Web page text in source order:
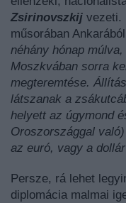
Zsirinovszkij vezeti.
műsorában
néhány hónap
Moszkvában sorra
megteremtése.
látszanak a
helyett az úgymond
Oroszországgal
az euró, vagy a
Persze, rá lehet
diplomácia malmai